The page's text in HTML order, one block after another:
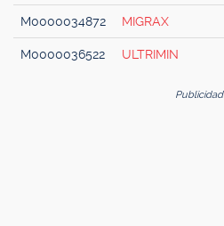
M0000034872 MIGRAX
M0000036522 ULTRIMIN
Publicidad